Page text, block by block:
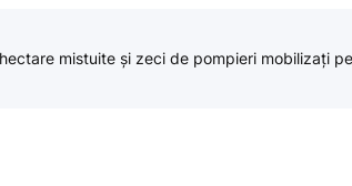
mistuite și zeci de pompieri mobilizați